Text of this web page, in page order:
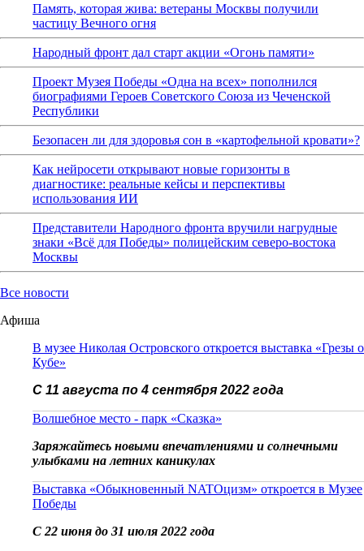
Память, которая жива: ветераны Москвы получили
частицу Вечного огня
Народный фронт дал старт акции «Огонь памяти»
Проект Музея Победы «Одна на всех» пополнился
биографиями Героев Советского Союза из Чеченской
Республики
Безопасен ли для здоровья сон в «картофельной кровати»?
Как нейросети открывают новые горизонты в
диагностике: реальные кейсы и перспективы
использования ИИ
Представители Народного фронта вручили нагрудные
знаки «Всё для Победы» полицейским северо-востока
Москвы
Все новости
Афиша
В музее Николая Островского откроется выставка «Грезы о
Кубе»
С 11 августа по 4 сентября 2022 года
Волшебное место - парк «Сказка»
Заряжайтесь новыми впечатлениями и солнечными
улыбками на летних каникулах
Выставка «Обыкновенный NATOцизм» откроется в Музее
Победы
С 22 июня до 31 июля 2022 года